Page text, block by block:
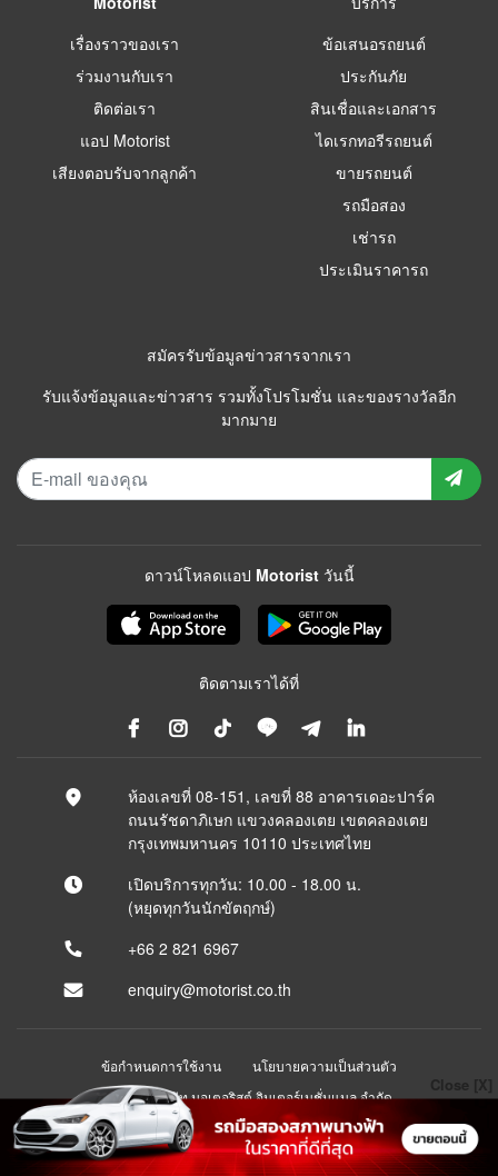
Close [X]
เรื่องราวของเรา
ร่วมงานกับเรา
ติดต่อเรา
แอป Motorist
เสียงตอบรับจากลูกค้า
ข้อเสนอรถยนต์
ประกันภัย
สินเชื่อและเอกสาร
ไดเรกทอรีรถยนต์
ขายรถยนต์
รถมือสอง
เช่ารถ
ประเมินราคารถ
สมัครรับข้อมูลข่าวสารจากเรา
รับแจ้งข้อมูลและข่าวสาร รวมทั้งโปรโมชั่น และของรางวัลอีก
มากมาย
ดาวน์โหลดแอป Motorist วันนี้
ติดตามเราได้ที่
ห้องเลขที่ 08-151, เลขที่ 88 อาคารเดอะปาร์ค
ถนนรัชดาภิเษก แขวงคลองเตย เขตคลองเตย
กรุงเทพมหานคร 10110 ประเทศไทย
เปิดบริการทุกวัน: 10.00 - 18.00 น.
(หยุดทุกวันนักขัตฤกษ์)
+66 2 821 6967
enquiry@motorist.co.th
ข้อกำหนดการใช้งาน
นโยบายความเป็นส่วนตัว
© 2026 บริษัท มอเตอริสต์ อินเตอร์เนชั่นแนล จำกัด